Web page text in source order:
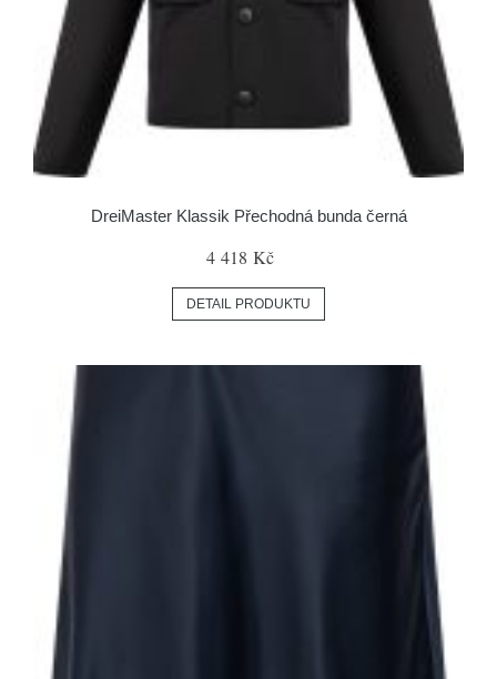
DreiMaster Klassik Přechodná bunda černá
4 418 Kč
DETAIL PRODUKTU